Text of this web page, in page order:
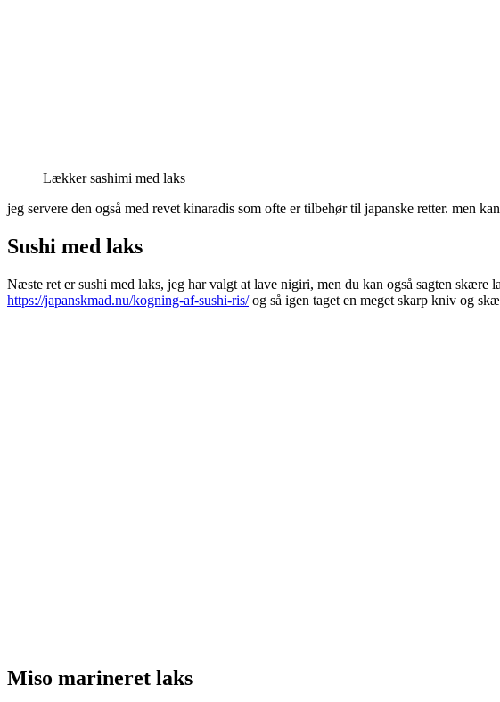
Lækker sashimi med laks
jeg servere den også med revet kinaradis som ofte er tilbehør til japanske retter. men
Sushi med laks
Næste ret er sushi med laks, jeg har valgt at lave nigiri, men du kan også sagten
https://japanskmad.nu/kogning-af-sushi-ris/og så igen taget en meget skarp kniv og
Miso marineret laks